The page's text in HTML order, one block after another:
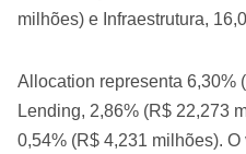
milhões) e Infraestrutura,
Allocation representa 6,30%
Lending, 2,86% (R$ 22,273
0,54% (R$ 4,231 milhões).